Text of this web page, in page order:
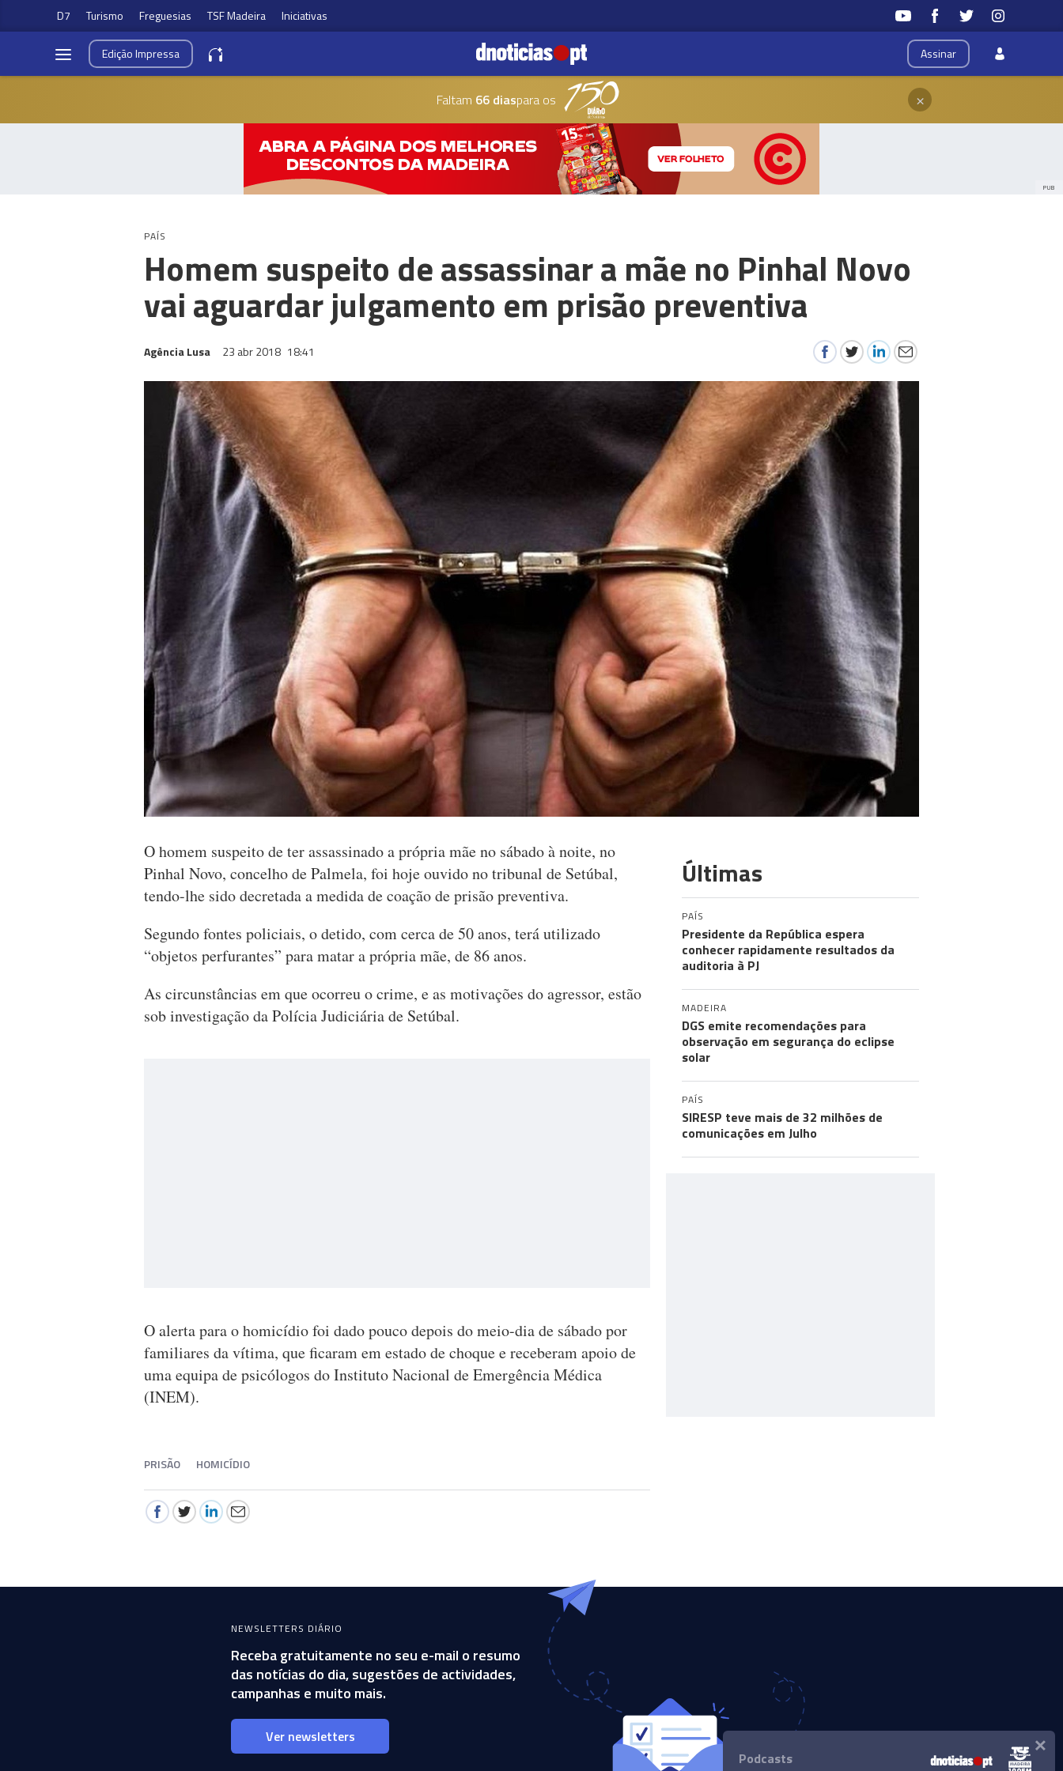
D7 Turismo Freguesias TSF Madeira Iniciativas
Assinar
EdiçãoImpressa
Faltam 66 diaspara os ×
PUB
PAÍS
Homem suspeito de assassinar a mãe no Pinhal Novo
vai aguardar julgamento em prisão preventiva
Agência Lusa 23 abr 2018 18:41
O homem suspeito de ter assassinado a própria mãe no sábado à noite, no
Pinhal Novo, concelho de Palmela, foi hoje ouvido no tribunal de Setúbal,
tendo-lhe sido decretada a medida de coação de prisão preventiva.
Segundo fontes policiais, o detido, com cerca de 50 anos, terá utilizado
“objetos perfurantes” para matar a própria mãe, de 86 anos.
As circunstâncias em que ocorreu o crime, e as motivações do agressor, estão
sob investigação da Polícia Judiciária de Setúbal.
O alerta para o homicídio foi dado pouco depois do meio-dia de sábado por
familiares da vítima, que ficaram em estado de choque e receberam apoio de
uma equipa de psicólogos do Instituto Nacional de Emergência Médica
(INEM).
PRISÃO HOMICÍDIO
Últimas
PAÍS
Presidente da República espera
conhecer rapidamente resultados da
auditoria à PJ
MADEIRA
DGS emite recomendações para
observação em segurança do eclipse
solar
PAÍS
SIRESP teve mais de 32 milhões de
comunicações em Julho
NEWSLETTERS DIÁRIO
Receba gratuitamente no seu e-mail o resumo
das notícias do dia, sugestões de actividades,
campanhas e muito mais.
Ver newsletters
Podcasts ×